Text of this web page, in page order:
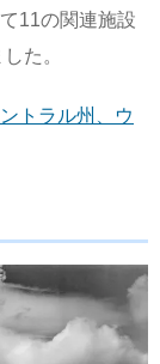
11の関連施設
た。
トラル州、ウ